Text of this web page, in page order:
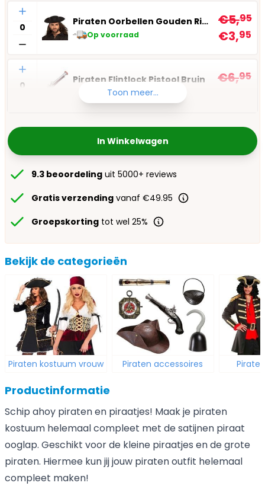
Aantal
Piraten Oorbellen Gouden Ringen
Op voorraad
€5,95
€3,95
Aantal
Piraten Flintlock Pistool Bruin
Op voorraad
€6,95
Toon meer...
In Winkelwagen
9.3 beoordeling uit 5000+ reviews
Gratis verzending vanaf €49.95
Groepskorting tot wel 25%
Bekijk de categorieën
Piraten kostuum vrouw Piraten accessoires
Productinformatie
Schip ahoy piraten en piraatjes! Maak je piraten
kostuum helemaal compleet met de satijnen piraat
ooglap. Geschikt voor de kleine piraatjes en de grote
piraten. Hiermee kun jij jouw piraten outfit helemaal
compleet maken!